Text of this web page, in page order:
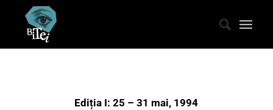
Ediția I: 25 – 31 mai, 1994